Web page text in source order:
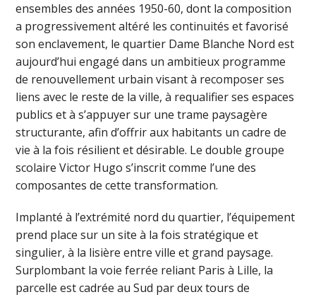
ensembles des années 1950-60, dont la composition
a progressivement altéré les continuités et favorisé
son enclavement, le quartier Dame Blanche Nord est
aujourd’hui engagé dans un ambitieux programme
de renouvellement urbain visant à recomposer ses
liens avec le reste de la ville, à requalifier ses espaces
publics et à s’appuyer sur une trame paysagère
structurante, afin d’offrir aux habitants un cadre de
vie à la fois résilient et désirable. Le double groupe
scolaire Victor Hugo s’inscrit comme l’une des
composantes de cette transformation.
Implanté à l’extrémité nord du quartier, l’équipement
prend place sur un site à la fois stratégique et
singulier, à la lisière entre ville et grand paysage.
Surplombant la voie ferrée reliant Paris à Lille, la
parcelle est cadrée au Sud par deux tours de